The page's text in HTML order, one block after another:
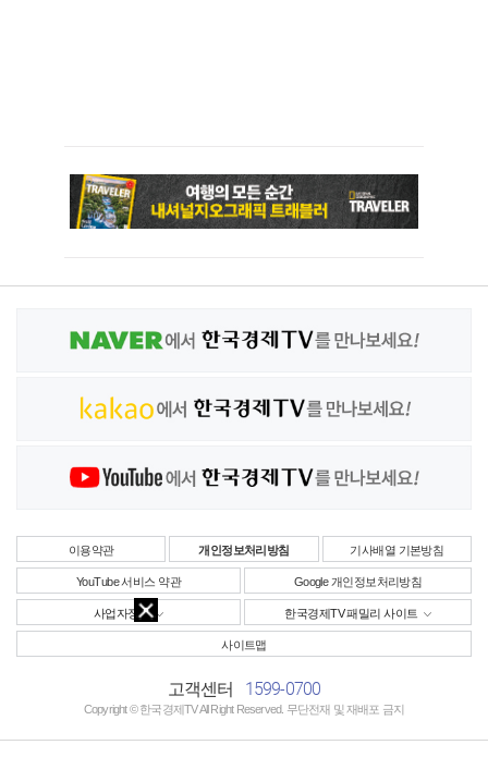
이용약관 개인정보처리방침 기사배열 기본방침
YouTube 서비스 약관 Google 개인정보처리방침
사업자정보 한국경제TV 패밀리 사이트
사이트맵
고객센터 1599-0700
Copyright © 한국경제TV All Right Reserved. 무단전재 및 재배포 금지